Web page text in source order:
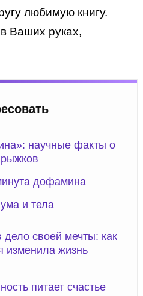
любимую книгу.
Ваших руках,
научные факты о
дофамина
и тела
своей мечты: как
изменила жизнь
питает счастье